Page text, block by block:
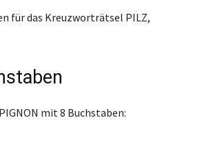
für das Kreuzworträtsel PILZ,
mit 8 Buchstaben: